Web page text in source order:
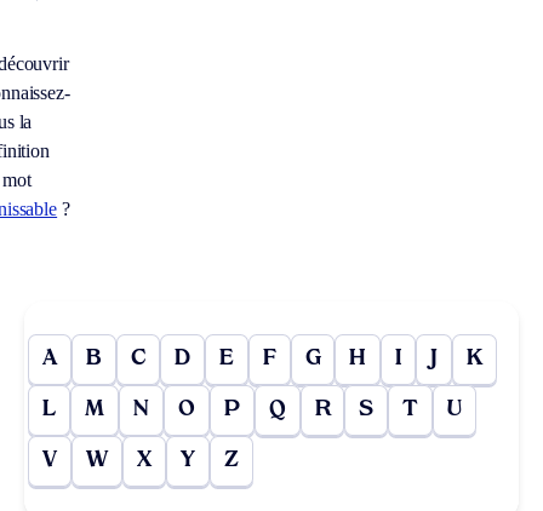
la
?
A B C D E F G H I J K
L M N O P Q R S T U
V W X Y Z